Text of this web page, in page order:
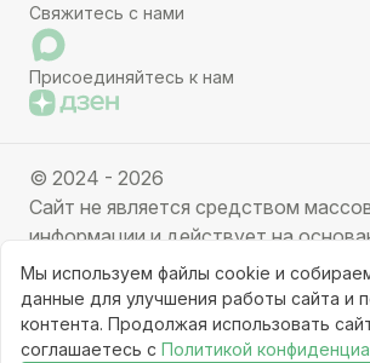
Свяжитесь с нами
Присоединяйтесь к нам
© 2024 - 2026
Сайт не является средством
информации и действует на
партнерских услуг. Отправляя
свое согласие на обработку
Частичное или полное копирование
ресурса, клонирование графических
Мы используем файлы cookie и
данные для улучшения работы сайта и
контента. Продолжая использовать
соглашаетесь с Политикой